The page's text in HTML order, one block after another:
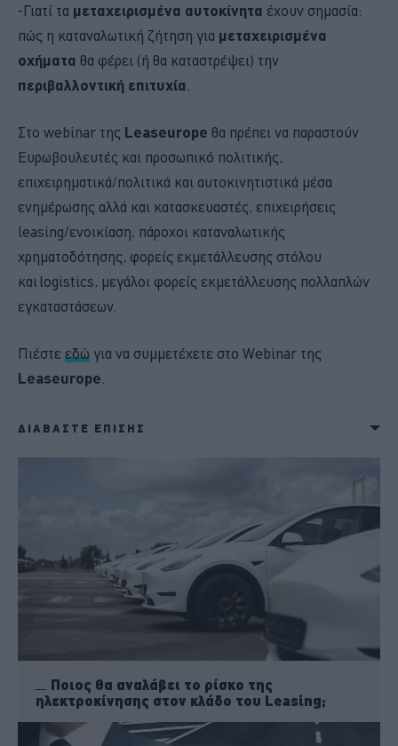
-Γιατί τα μεταχειρισμένα αυτοκίνητα έχουν σημασία:
πώς η καταναλωτική ζήτηση για μεταχειρισμένα
οχήματα θα φέρει (ή θα καταστρέψει) την
περιβαλλοντική επιτυχία
Στο webinar της Leaseurope θα πρέπει να παραστούν
Ευρωβουλευτές και προσωπικό πολιτικής,
επιχειρηματικά/πολιτικά και αυτοκινητιστικά μέσα
ενημέρωσης αλλά και κατασκευαστές, επιχειρήσεις
leasing/ενοικίαση, πάροχοι καταναλωτικής
χρηματοδότησης, φορείς εκμετάλλευσης στόλου
και logistics, μεγάλοι φορείς εκμετάλλευσης πολλαπλών
εγκαταστάσεων.
Πιέστε εδώ για να συμμετέχετε στο Webinar της
Leaseurope
ΔΙΑΒΑΣΤΕ ΕΠΙΣΗΣ
Ποιος θα αναλάβει το ρίσκο της
ηλεκτροκίνησης στον κλάδο του Leasing;